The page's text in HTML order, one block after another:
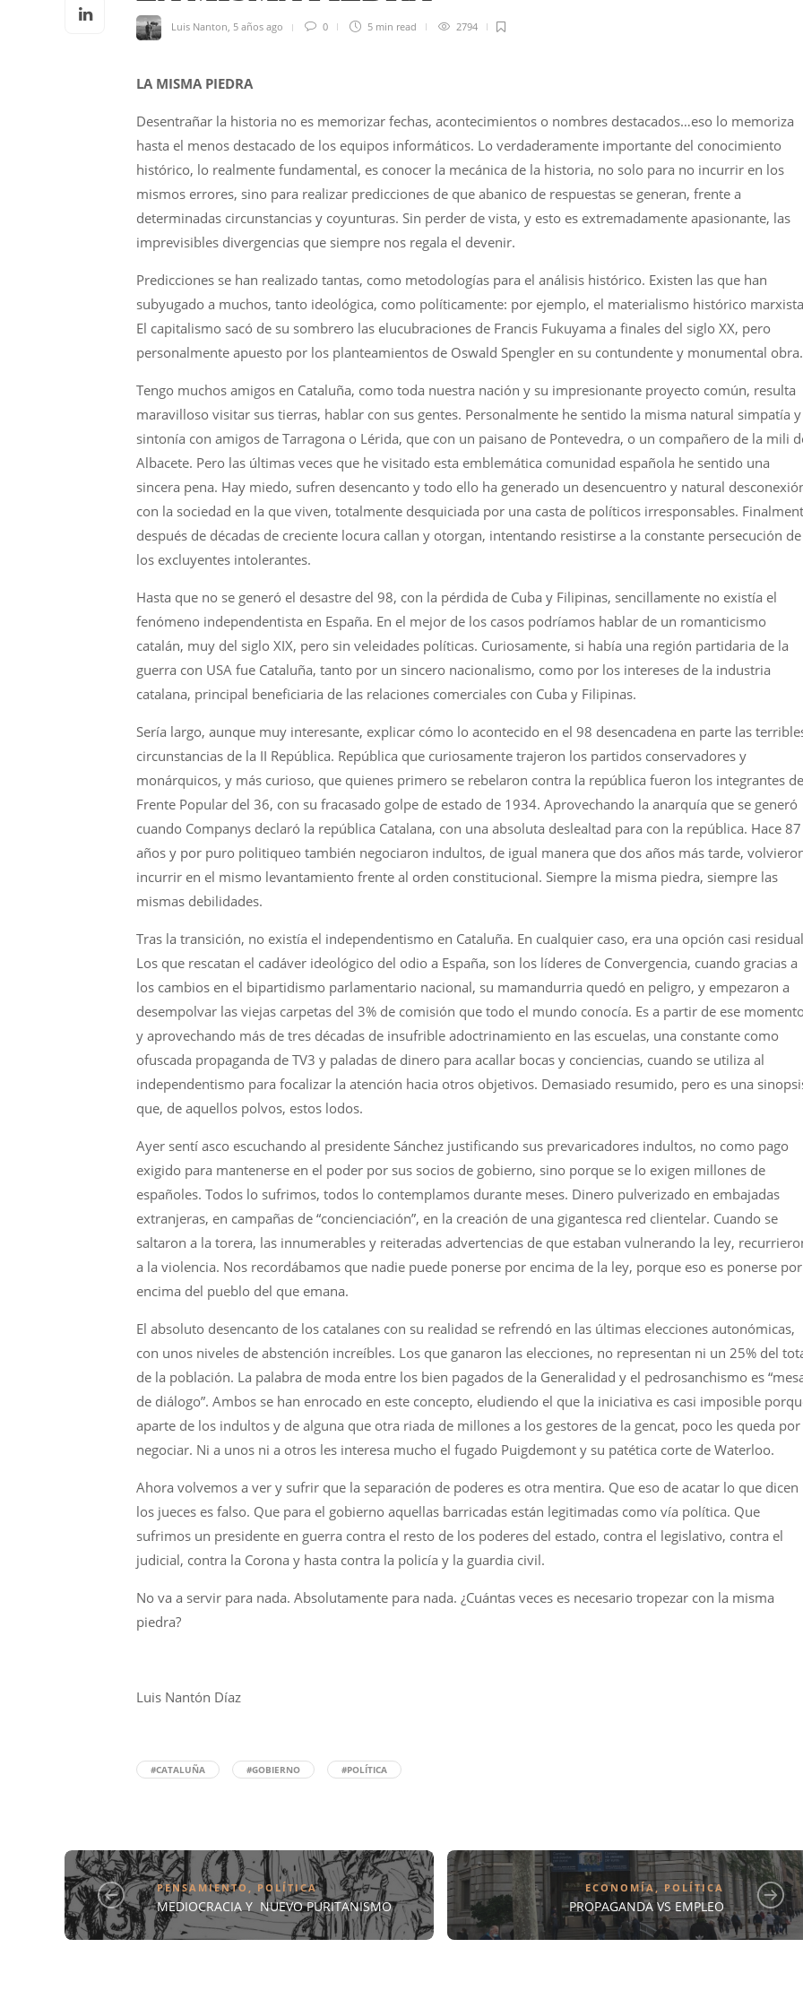
Luis Nanton 5 años ago 0 5 min read 2794
LA MISMA PIEDRA
Desentrañar la historia no es memorizar fechas, acontecimientos o nombres destacados…eso lo memoriza
hasta el menos destacado de los equipos informáticos. Lo verdaderamente importante del conocimiento
histórico, lo realmente fundamental, es conocer la mecánica de la historia, no solo para no incurrir en los
mismos errores, sino para realizar predicciones de que abanico de respuestas se generan, frente a
determinadas circunstancias y coyunturas. Sin perder de vista, y esto es extremadamente apasionante, las
imprevisibles divergencias que siempre nos regala el devenir.
Predicciones se han realizado tantas, como metodologías para el análisis histórico. Existen las que han
subyugado a muchos, tanto ideológica, como políticamente: por ejemplo, el materialismo histórico
El capitalismo sacó de su sombrero las elucubraciones de Francis Fukuyama a finales del siglo XX, pero
personalmente apuesto por los planteamientos de Oswald Spengler en su contundente y monumental obra.
Tengo muchos amigos en Cataluña, como toda nuestra nación y su impresionante proyecto común, resulta
maravilloso visitar sus tierras, hablar con sus gentes. Personalmente he sentido la misma natural simpatía y
sintonía con amigos de Tarragona o Lérida, que con un paisano de Pontevedra, o un compañero de la mili
Albacete. Pero las últimas veces que he visitado esta emblemática comunidad española he sentido una
sincera pena. Hay miedo, sufren desencanto y todo ello ha generado un desencuentro y natural
con la sociedad en la que viven, totalmente desquiciada por una casta de políticos irresponsables.
después de décadas de creciente locura callan y otorgan, intentando resistirse a la constante persecución de
los excluyentes intolerantes.
Hasta que no se generó el desastre del 98, con la pérdida de Cuba y Filipinas, sencillamente no existía el
fenómeno independentista en España. En el mejor de los casos podríamos hablar de un romanticismo
catalán, muy del siglo XIX, pero sin veleidades políticas. Curiosamente, si había una región partidaria de la
guerra con USA fue Cataluña, tanto por un sincero nacionalismo, como por los intereses de la industria
catalana, principal beneficiaria de las relaciones comerciales con Cuba y Filipinas.
Sería largo, aunque muy interesante, explicar cómo lo acontecido en el 98 desencadena en parte las
circunstancias de la II República. República que curiosamente trajeron los partidos conservadores y
monárquicos, y más curioso, que quienes primero se rebelaron contra la república fueron los integrantes
Frente Popular del 36, con su fracasado golpe de estado de 1934. Aprovechando la anarquía que se generó
cuando Companys declaró la república Catalana, con una absoluta deslealtad para con la república. Hace 87
años y por puro politiqueo también negociaron indultos, de igual manera que dos años más tarde,
incurrir en el mismo levantamiento frente al orden constitucional. Siempre la misma piedra, siempre las
mismas debilidades.
Tras la transición, no existía el independentismo en Cataluña. En cualquier caso, era una opción casi
Los que rescatan el cadáver ideológico del odio a España, son los líderes de Convergencia, cuando gracias a
los cambios en el bipartidismo parlamentario nacional, su mamandurria quedó en peligro, y empezaron a
desempolvar las viejas carpetas del 3% de comisión que todo el mundo conocía. Es a partir de ese
y aprovechando más de tres décadas de insufrible adoctrinamiento en las escuelas, una constante como
ofuscada propaganda de TV3 y paladas de dinero para acallar bocas y conciencias, cuando se utiliza al
independentismo para focalizar la atención hacia otros objetivos. Demasiado resumido, pero es una
que, de aquellos polvos, estos lodos.
Ayer sentí asco escuchando al presidente Sánchez justificando sus prevaricadores indultos, no como pago
exigido para mantenerse en el poder por sus socios de gobierno, sino porque se lo exigen millones de
españoles. Todos lo sufrimos, todos lo contemplamos durante meses. Dinero pulverizado en embajadas
extranjeras, en campañas de “concienciación”, en la creación de una gigantesca red clientelar. Cuando se
saltaron a la torera, las innumerables y reiteradas advertencias de que estaban vulnerando la ley,
a la violencia. Nos recordábamos que nadie puede ponerse por encima de la ley, porque eso es ponerse por
encima del pueblo del que emana.
El absoluto desencanto de los catalanes con su realidad se refrendó en las últimas elecciones autonómicas,
con unos niveles de abstención increíbles. Los que ganaron las elecciones, no representan ni un 25% del
de la población. La palabra de moda entre los bien pagados de la Generalidad y el pedrosanchismo es
de diálogo”. Ambos se han enrocado en este concepto, eludiendo el que la iniciativa es casi imposible
aparte de los indultos y de alguna que otra riada de millones a los gestores de la gencat, poco les queda por
negociar. Ni a unos ni a otros les interesa mucho el fugado Puigdemont y su patética corte de Waterloo.
Ahora volvemos a ver y sufrir que la separación de poderes es otra mentira. Que eso de acatar lo que dicen
los jueces es falso. Que para el gobierno aquellas barricadas están legitimadas como vía política. Que
sufrimos un presidente en guerra contra el resto de los poderes del estado, contra el legislativo, contra el
judicial, contra la Corona y hasta contra la policía y la guardia civil.
No va a servir para nada. Absolutamente para nada. ¿Cuántas veces es necesario tropezar con la misma
piedra?
Luis Nantón Díaz
#CATALUÑA #GOBIERNO #POLÍTICA
PENSAMIENTO POLÍTICA
MEDIOCRACIA Y NUEVO PURITANISMO
ECONOMÍA POLÍTICA
PROPAGANDA VS EMPLEO